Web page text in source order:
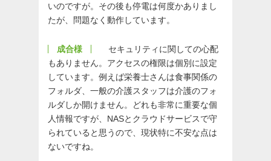
いのですが。その後も停電は何度かありまし
たが、問題なく動作しています。
成合様
セキュリティに関しての心配
もありません。アクセスの権限は個別に設定
しています。例えば栄養士さんは食事関係の
フォルダ、一般の介護スタッフは介護のフォ
ルダしか開けません。どれも非常に重要な個
人情報ですが、NASとクラウドサービスで守
られていると思うので、現状特に不安な点は
ないですね。